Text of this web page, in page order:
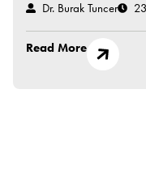
Dr. Burak Tuncer
Read More